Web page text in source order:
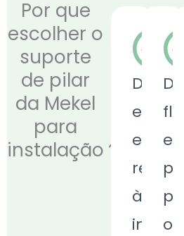
Por que
escolher o
suporte
de pilar
da Mekel
para
instalação？
e
às
e
o